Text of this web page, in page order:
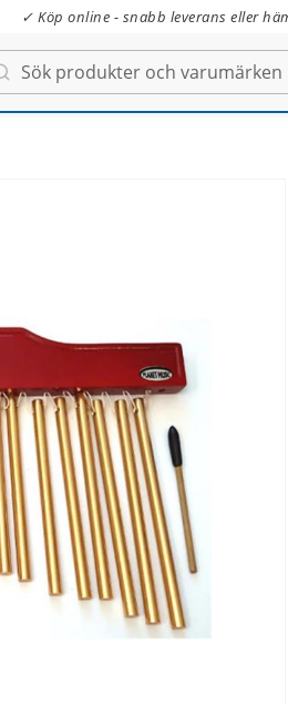
✓ Köp online - snabb leverans eller